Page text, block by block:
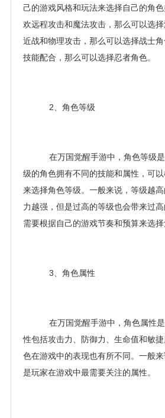
己的游戏风格和玩法来选择自己的角
欢远程攻击和魔法攻击，那么可以选
近战和物理攻击，那么可以选择战士
技能配合，那么可以选择忍者角色。
2、角色等级
在万国觉醒手游中，角色等级
级的角色拥有不同的技能和属性，可
来选择角色等级。一般来说，等级越
力越强，但是过高的等级也会带来过高
需要根据自己的游戏节奏和预算来选择
3、角色属性
在万国觉醒手游中，角色属性
性包括攻击力、防御力、生命值和敏
色在游戏中的表现也有所不同。一般
是玩家在游戏中最需要关注的属性。